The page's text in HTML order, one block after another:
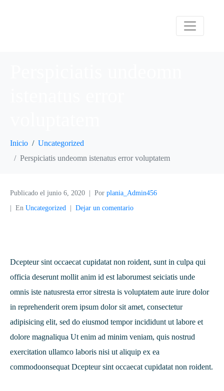
Inicio
Uncategorized
Perspiciatis undeomn istenatus error voluptatem
Publicado el junio 6, 2020 Por plania_Admin456
En Uncategorized Dejar un comentario
Dcepteur sint occaecat cupidatat non roident, sunt in culpa qui
officia deserunt mollit anim id est laborumest seiciatis unde
omnis iste natusresta error sitresta is voluptatem aute irure dolor
in reprehenderit orem ipsum dolor sit amet, consectetur
adipisicing elit, sed do eiusmod tempor incididunt ut labore et
dolore magnaliqua Ut enim ad minim veniam, quis nostrud
exercitation ullamco laboris nisi ut aliquip ex ea
commodoonsequat Dcepteur sint occaecat cupidatat non roident.